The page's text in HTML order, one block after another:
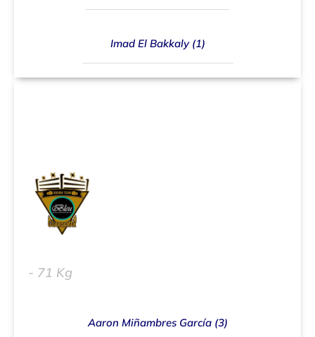
Imad El Bakkaly (1)
- 71 Kg
Aaron Miñambres García (3)